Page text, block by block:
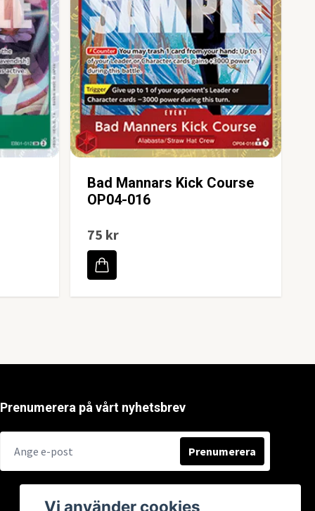
Bad Mannars Kick Course
OP04-016
75 kr
Prenumerera på vårt nyhetsbrev
Prenumerera
Vi använder cookies